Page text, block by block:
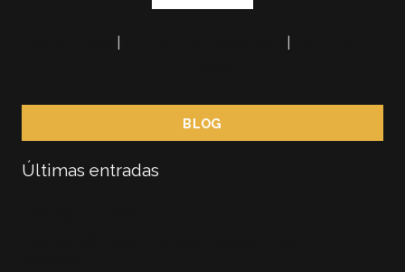
| |
BLOG
Últimas entradas